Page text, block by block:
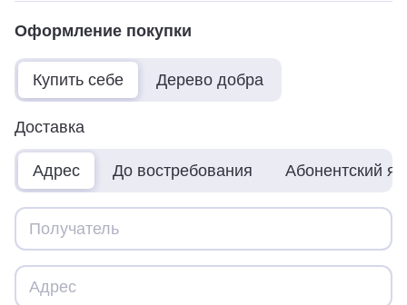
Оформление покупки
Купить себе Дерево добра
Доставка
Адрес До востребования Абонентский